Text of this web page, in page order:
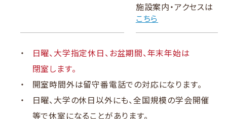
施設案内・アクセスは
こちら
日曜、大学指定休日、お盆期間、年末年始は
閉室します。
開室時間外は留守番電話での対応になります。
日曜、大学の休日以外にも、全国規模の学会開催
等で休室になることがあります。